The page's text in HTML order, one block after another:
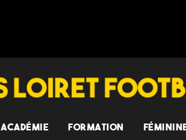
ACADÉMIE FORMATION